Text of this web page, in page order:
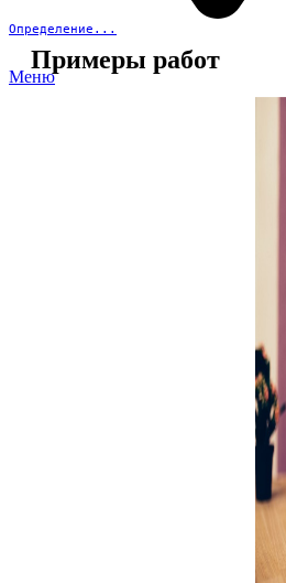
Определение...
Меню
Примеры работ